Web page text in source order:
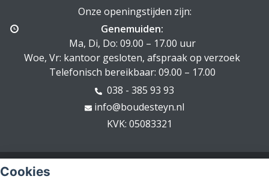
Cookies
Onze openingstijden zijn:
Genemuiden:
Ma, Di, Do: 09.00 – 17.00 uur
Woe, Vr: kantoor gesloten, afspraak op verzoek
Telefonisch bereikbaar: 09.00 – 17.00
038 - 385 93 93
info@boudesteyn.nl
KVK: 05083321